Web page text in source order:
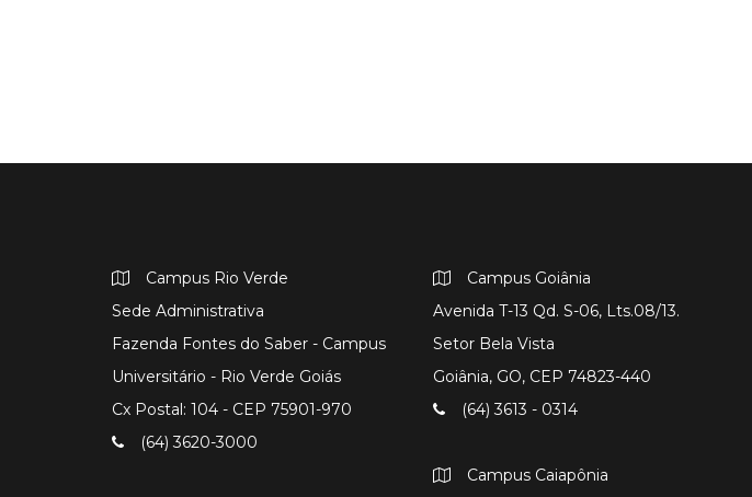
Campus Rio Verde
Sede Administrativa
Fazenda Fontes do Saber - Campus
Universitário - Rio Verde Goiás
Cx Postal: 104 - CEP 75901-970
(64) 3620-3000
Campus Goiânia
Avenida T-13 Qd. S-06, Lts.08/13.
Setor Bela Vista
Goiânia, GO, CEP 74823-440
(64) 3613 - 0314
Campus Caiapônia